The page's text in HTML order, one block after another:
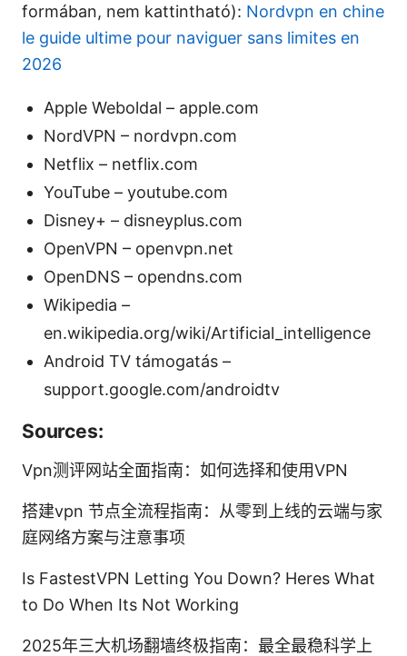
formában, nem kattintható): Nordvpn en chine
le guide ultime pour naviguer sans limites en
2026
Apple Weboldal – apple.com
NordVPN – nordvpn.com
Netflix – netflix.com
YouTube – youtube.com
Disney+ – disneyplus.com
OpenVPN – openvpn.net
OpenDNS – opendns.com
Wikipedia –
en.wikipedia.org/wiki/Artificial_intelligence
Android TV támogatás –
support.google.com/androidtv
Sources:
Vpn测评网站全面指南：如何选择和使用VPN
搭建vpn 节点全流程指南：从零到上线的云端与家
庭网络方案与注意事项
Is FastestVPN Letting You Down? Heres What
to Do When Its Not Working
2025年三大机场翻墙终极指南：最全最稳科学上